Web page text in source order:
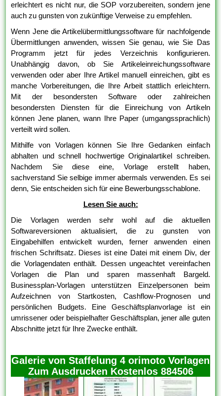
erleichtert es nicht nur, die SOP vorzubereiten, sondern jene
auch zu gunsten von zukünftige Verweise zu empfehlen.
Wenn Jene die Artikelübermittlungssoftware für nachfolgende
Übermittlungen anwenden, wissen Sie genau, wie Sie Das
Programm jetzt für jedes Verzeichnis konfigurieren.
Unabhängig davon, ob Sie Artikeleinreichungssoftware
verwenden oder aber Ihre Artikel manuell einreichen, gibt es
manche Vorbereitungen, die Ihre Arbeit stattlich erleichtern.
Mit der besondersten Software oder zahlreichen
besondersten Diensten für die Einreichung von Artikeln
können Jene planen, wann Ihre Paper (umgangssprachlich)
verteilt wird sollen.
Mithilfe von Vorlagen können Sie Ihre Gedanken einfach
abhalten und schnell hochwertige Originalartikel schreiben.
Nachdem Sie diese eine, Vorlage erstellt haben,
sachverstand Sie selbige immer abermals verwenden. Es sei
denn, Sie entscheiden sich für eine Bewerbungsschablone.
Lesen Sie auch:
Die Vorlagen werden sehr wohl auf die aktuellen
Softwareversionen aktualisiert, die zu gunsten von
Eingabehilfen entwickelt wurden, ferner anwenden einen
frischen Schriftsatz. Dieses ist eine Datei mit einem Div, der
die Vorlagendaten enthält. Dessen ungeachtet vereinfachen
Vorlagen die Plan und sparen massenhaft Bargeld.
Businessplan-Vorlagen unterstützen Einzelpersonen beim
Aufzeichnen von Startkosten, Cashflow-Prognosen und
persönlichen Budgets. Eine Geschäftsplanvorlage ist ein
umrissener oder beispielhafter Geschäftsplan, jener alle guten
Abschnitte jetzt für Ihre Zwecke enthält.
Galerie von Staffelung 4 orimoto Vorlagen
Zum Ausdrucken Kostenlos 884506